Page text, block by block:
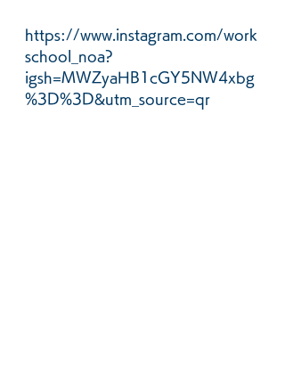
https://www.instagram.com/work
school_noa?
igsh=MWZyaHB1cGY5NW4xbg
%3D%3D&utm_source=qr